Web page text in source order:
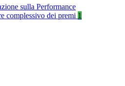
sulla Performance
complessivo dei premi 1